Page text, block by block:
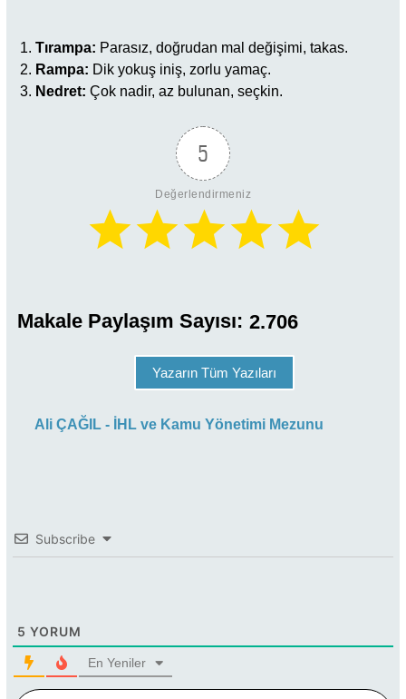
Tırampa: Parasız, doğrudan mal değişimi, takas.
Rampa: Dik yokuş iniş, zorlu yamaç.
Nedret: Çok nadir, az bulunan, seçkin.
5
Değerlendirmeniz
Makale Paylaşım Sayısı: 2.706
Yazarın Tüm Yazıları
Ali ÇAĞIL - İHL ve Kamu Yönetimi Mezunu
Subscribe
5 YORUM
En Yeniler